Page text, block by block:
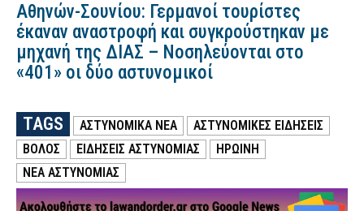
Αθηνών-Σουνίου: Γερμανοί τουρίστες
έκαναν αναστροφή και συγκρούστηκαν με
μηχανή της ΔΙΑΣ – Νοσηλεύονται στο
«401» οι δύο αστυνομικοί
TAGS ΑΣΤΥΝΟΜΙΚΑ ΝΕΑ
ΑΣΤΥΝΟΜΙΚΕΣ ΕΙΔΗΣΕΙΣ
ΒΟΛΟΣ
ΕΙΔΗΣΕΙΣ ΑΣΤΥΝΟΜΙΑΣ
ΗΡΩΙΝΗ
ΝΕΑ ΑΣΤΥΝΟΜΙΑΣ